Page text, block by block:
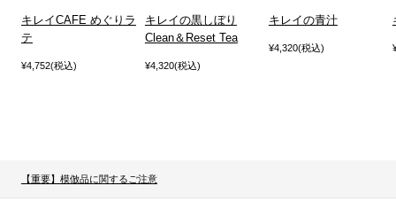
キレイCAFE めぐりラ
テ
¥4,752(税込)
キレイの黒しぼり
Clean＆Reset Tea
¥4,320(税込)
キレイの青汁
¥4,320(税込)
【重要】模倣品に関するご注意